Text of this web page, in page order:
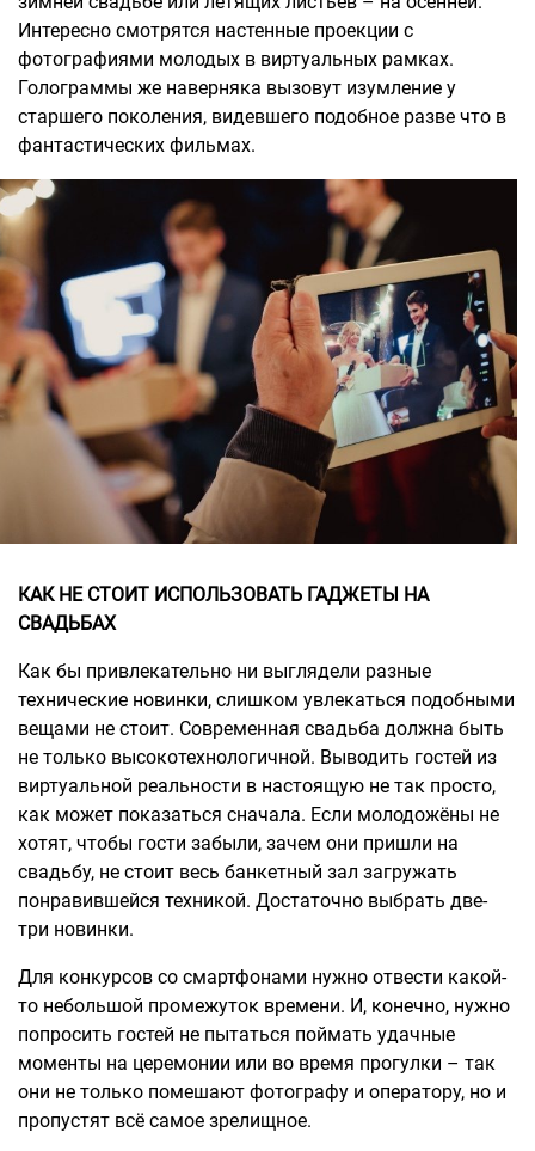
Интересно смотрятся настенные проекции с
фотографиями молодых в виртуальных рамках.
Голограммы же наверняка вызовут изумление у
старшего поколения, видевшего подобное разве что в
фантастических фильмах.
КАК НЕ СТОИТ ИСПОЛЬЗОВАТЬ ГАДЖЕТЫ НА
СВАДЬБАХ
Как бы привлекательно ни выглядели разные
технические новинки, слишком увлекаться подобными
вещами не стоит. Современная свадьба должна быть
не только высокотехнологичной. Выводить гостей из
виртуальной реальности в настоящую не так просто,
как может показаться сначала. Если молодожёны не
хотят, чтобы гости забыли, зачем они пришли на
свадьбу, не стоит весь банкетный зал загружать
понравившейся техникой. Достаточно выбрать две-
три новинки.
Для конкурсов со смартфонами нужно отвести какой-
то небольшой промежуток времени. И, конечно, нужно
попросить гостей не пытаться поймать удачные
моменты на церемонии или во время прогулки – так
они не только помешают фотографу и оператору, но и
пропустят всё самое зрелищное.